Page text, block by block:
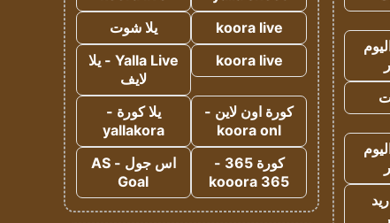
koora live
يلا شوت
koora live
Yalla Live - يلا
لايف
كورة اون لاين -
koora onl
يلا كورة -
yallakora
كورة 365 -
kooora 365
اس جول - AS
Goal